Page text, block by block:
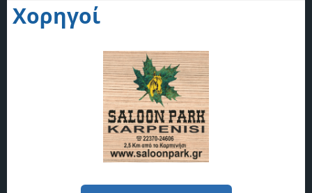
Χορηγοί